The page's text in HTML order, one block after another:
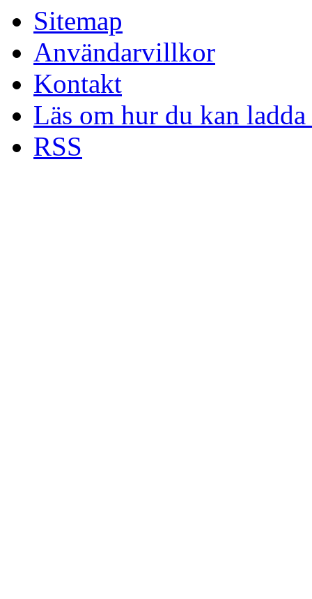
Sitemap
Användarvillkor
Kontakt
Läs om hur du kan
RSS